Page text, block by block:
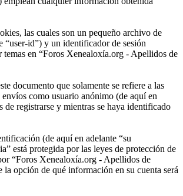
las cuales son un pequeño archivo de
“user-id”) y un identificador de sesión
temas en “Foros Xenealoxía.org - Apellidos de
documento que solamente se refiere a las
como usuario anónimo (de aquí en
registrarse y mientras se haya identificado
(de aquí en adelante “su
está protegida por las leyes de protección de
“Foros Xenealoxía.org - Apellidos de
opción de qué información en su cuenta será